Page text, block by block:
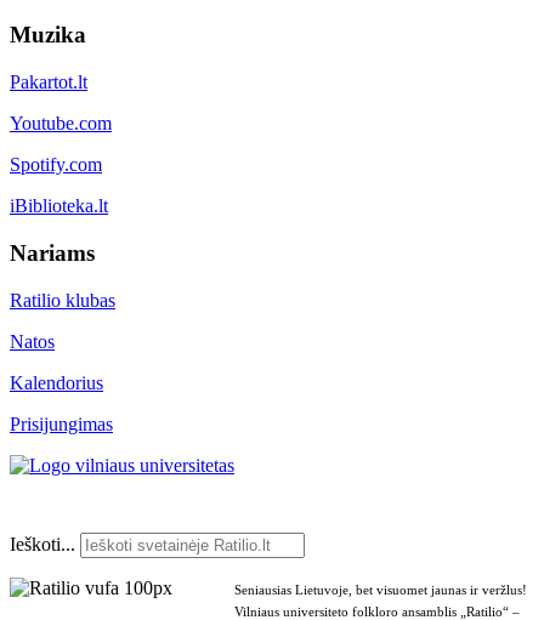
Muzika
Pakartot.lt
Youtube.com
Spotify.com
iBiblioteka.lt
Nariams
Ratilio klubas
Natos
Kalendorius
Prisijungimas
Ieškoti...
Seniausias Lietuvoje, bet visuomet jaunas ir veržlus!
Vilniaus universiteto folkloro ansamblis „Ratilio“ –